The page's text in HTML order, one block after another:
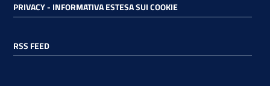
PRIVACY - INFORMATIVA ESTESA SUI COOKIE
RSS FEED